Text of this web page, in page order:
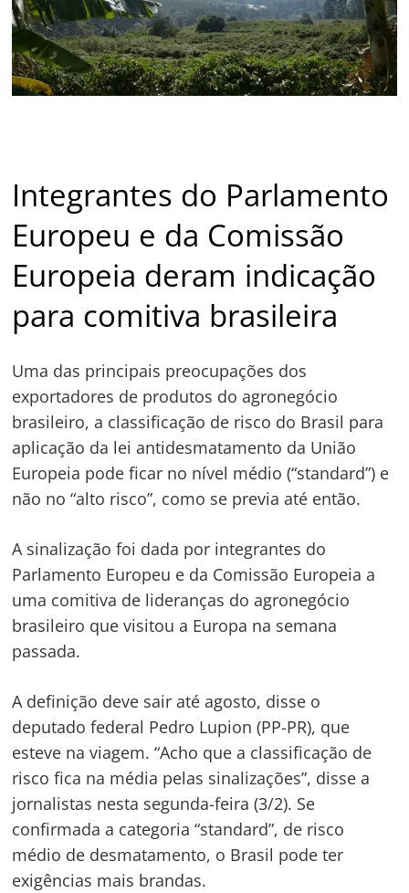
Integrantes do Parlamento
Europeu e da Comissão
Europeia deram indicação
para comitiva brasileira
Uma das principais preocupações dos
exportadores de produtos do agronegócio
brasileiro, a classificação de risco do Brasil para
aplicação da lei antidesmatamento da União
Europeia pode ficar no nível médio (“standard”) e
não no “alto risco”, como se previa até então.
A sinalização foi dada por integrantes do
Parlamento Europeu e da Comissão Europeia a
uma comitiva de lideranças do agronegócio
brasileiro que visitou a Europa na semana
passada.
A definição deve sair até agosto, disse o
deputado federal Pedro Lupion (PP-PR), que
esteve na viagem. “Acho que a classificação de
risco fica na média pelas sinalizações”, disse a
jornalistas nesta segunda-feira (3/2). Se
confirmada a categoria “standard”, de risco
médio de desmatamento, o Brasil pode ter
exigências mais brandas.